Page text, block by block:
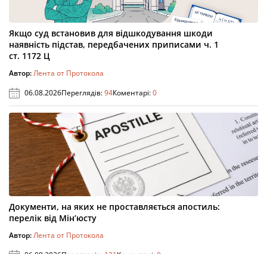
Якщо суд встановив для відшкодування шкоди
наявність підстав, передбачених приписами ч. 1
ст. 1172 Ц
Автор:Лента от Протокола
06.08.2026Переглядів:94Коментарі:0
Документи, на яких не проставляється апостиль:
перелік від Мін’юсту
Автор:Лента от Протокола